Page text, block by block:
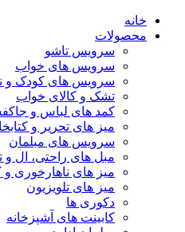
خانه
محصولات
سرویس تاشو
سرویس های خواب
سرویس های کودک و
تشک و کالای خواب
کمد های لباس و
میز های تحریر و
سرویس های مبلمان
مبل های راحتی، ال
میز های ناهارخوری
میز های تلویزیون
دکوری ها
کابینت های آشپزخانه